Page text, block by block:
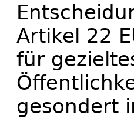
Artikel 22
für
gesondert